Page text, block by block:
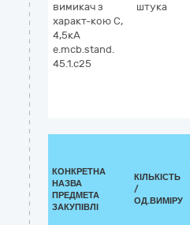
вимикач з
характ-кою С,
4,5кА
e.mcb.stand.
45.1.c25
штука
КОНКРЕТНА
НАЗВА
ПРЕДМЕТА
ЗАКУПІВЛІ
КІЛЬКІСТЬ
/
ОД.ВИМІРУ